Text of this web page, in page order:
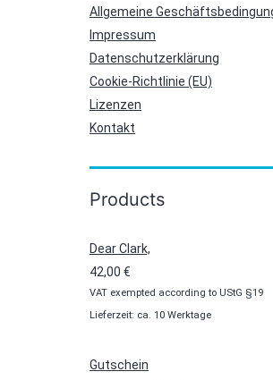
Allgemeine
Impressum
Datenschutzerklärung
Cookie-Richtlinie (EU)
Lizenzen
Kontakt
Products
Dear Clark,
42,00 €
VAT exempted according to UStG §19
Lieferzeit: ca. 10 Werktage
Gutschein